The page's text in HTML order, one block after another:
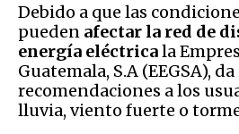
Debido a que las
pueden afectar la red de
energía eléctricala
Guatemala, S.A (EEGSA),
recomendaciones a los
lluvia, viento fuerte o